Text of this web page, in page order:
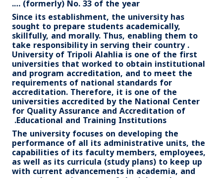
(formerly) No. 33 of the year ….
Since its establishment, the university has
sought to prepare students academically,
skillfully, and morally. Thus, enabling them to
take responsibility in serving their country .
University of Tripoli Alahlia is one of the first
universities that worked to obtain institutional
and program accreditation, and to meet the
requirements of national standards for
accreditation. Therefore, it is one of the
universities accredited by the National Center
for Quality Assurance and Accreditation of
Educational and Training Institutions.
The university focuses on developing the
performance of all its administrative units, the
capabilities of its faculty members, employees,
as well as its curricula (study plans) to keep up
with current advancements in academia, and